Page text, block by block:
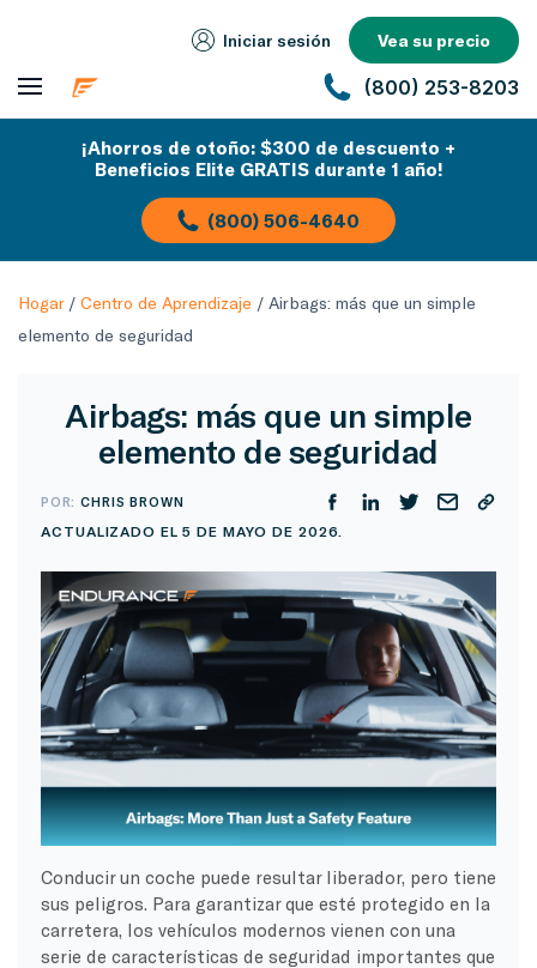
Iniciar sesión Vea su precio
(800) 253-8203
¡Ahorros de otoño: $300 de descuento +
Beneficios Elite GRATIS durante 1 año!
(800) 506-4640
Hogar/ Centro de Aprendizaje / Airbags: más que un simple
elemento de seguridad
Airbags: más que un simple
elemento de seguridad
POR:CHRIS BROWN
ACTUALIZADO EL 5 DE MAYO DE 2026.
Conducir un coche puede resultar liberador, pero tiene
sus peligros. Para garantizar que esté protegido en la
carretera, los vehículos modernos vienen con una
serie de características de seguridad importantes que